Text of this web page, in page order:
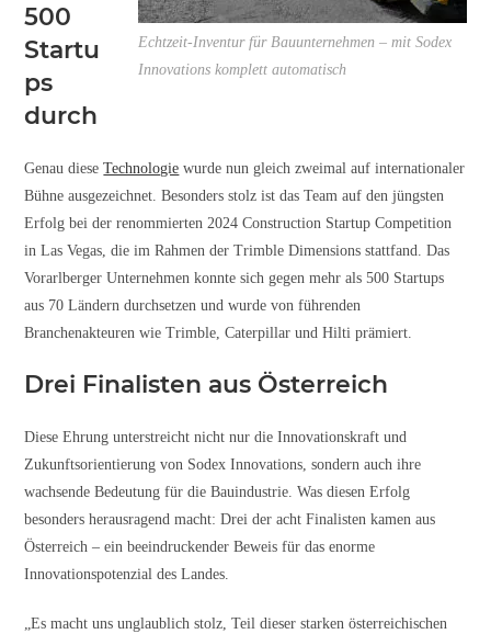
Echtzeit-Inventur für Bauunternehmen – mit Sodex
Innovations komplett automatisch
500
Startu
ps
durch
Genau dieseTechnologie wurde nun gleich zweimal auf internationaler
Bühne ausgezeichnet. Besonders stolz ist das Team auf den jüngsten
Erfolg bei der renommierten 2024 Construction Startup Competition
in Las Vegas, die im Rahmen der Trimble Dimensions stattfand. Das
Vorarlberger Unternehmen konnte sich gegen mehr als 500 Startups
aus 70 Ländern durchsetzen und wurde von führenden
Branchenakteuren wie Trimble, Caterpillar und Hilti prämiert.
Drei Finalisten aus Österreich
Diese Ehrung unterstreicht nicht nur die Innovationskraft und
Zukunftsorientierung von Sodex Innovations, sondern auch ihre
wachsende Bedeutung für die Bauindustrie. Was diesen Erfolg
besonders herausragend macht: Drei der acht Finalisten kamen aus
Österreich – ein beeindruckender Beweis für das enorme
Innovationspotenzial des Landes.
„Es macht uns unglaublich stolz, Teil dieser starken österreichischen